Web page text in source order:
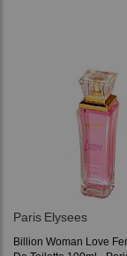
Paris Elysees
Billion Woman Love